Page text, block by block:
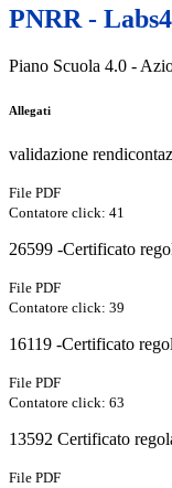
PNRR -
Piano Scuola 4.0 -
Allegati
validazione
File PDF
Contatore click: 41
26599 -Certificato
File PDF
Contatore click: 39
16119 -Certificato
File PDF
Contatore click: 63
13592 Certificato
File PDF